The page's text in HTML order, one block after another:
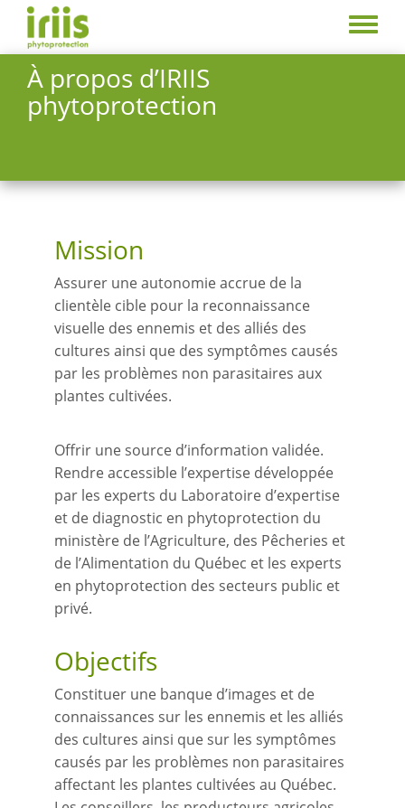
Aller
contenu
principal
Toggle
menu
À propos d’IRIIS
phytoprotection
Mission
Assurer une autonomie accrue de la
clientèle cible pour la reconnaissance
visuelle des ennemis et des alliés des
cultures ainsi que des symptômes causés
par les problèmes non parasitaires aux
plantes cultivées.
Offrir une source d’information validée.
Rendre accessible l’expertise développée
par les experts du Laboratoire d’expertise
et de diagnostic en phytoprotection du
ministère de l’Agriculture, des Pêcheries et
de l’Alimentation du Québec et les experts
en phytoprotection des secteurs public et
privé.
Objectifs
Constituer une banque d’images et de
connaissances sur les ennemis et les alliés
des cultures ainsi que sur les symptômes
causés par les problèmes non parasitaires
affectant les plantes cultivées au Québec.